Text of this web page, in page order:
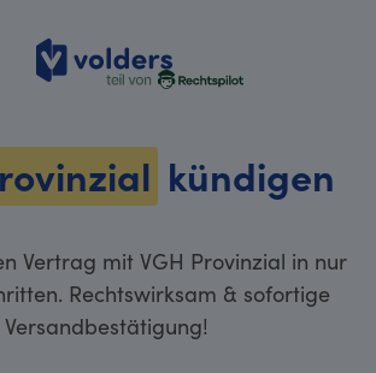
volders
kündigen
Vertrag mit VGH Provinzial in nur
Rechtswirksam & sofortige
Versandbestätigung!